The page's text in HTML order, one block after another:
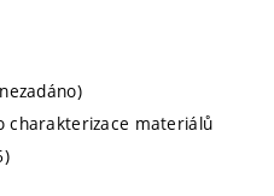
charakterizace materiálů